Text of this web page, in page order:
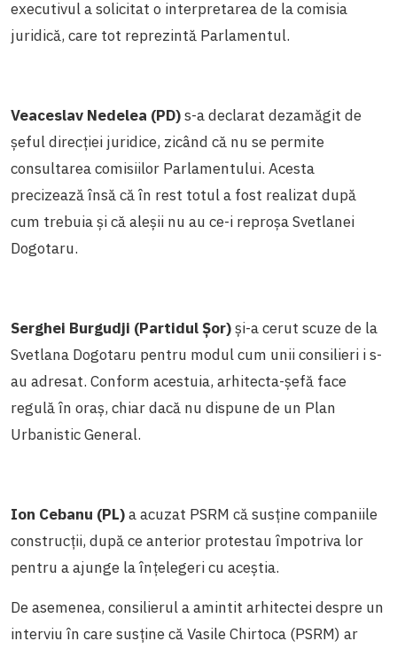
executivul a solicitat o interpretarea de la comisia
juridică, care tot reprezintă Parlamentul.
Veaceslav Nedelea (PD)s-a declarat dezamăgit de
șeful direcției juridice, zicând că nu se permite
consultarea comisiilor Parlamentului. Acesta
precizează însă că în rest totul a fost realizat după
cum trebuia și că aleșii nu au ce-i reproșa Svetlanei
Dogotaru.
Serghei Burgudji (Partidul Șor)și-a cerut scuze de la
Svetlana Dogotaru pentru modul cum unii consilieri i s-
au adresat. Conform acestuia, arhitecta-șefă face
regulă în oraș, chiar dacă nu dispune de un Plan
Urbanistic General.
Ion Cebanu (PL)a acuzat PSRM că susține companiile
construcții, după ce anterior protestau împotriva lor
pentru a ajunge la înțelegeri cu aceștia.
De asemenea, consilierul a amintit arhitectei despre un
interviu în care susține că Vasile Chirtoca (PSRM) ar